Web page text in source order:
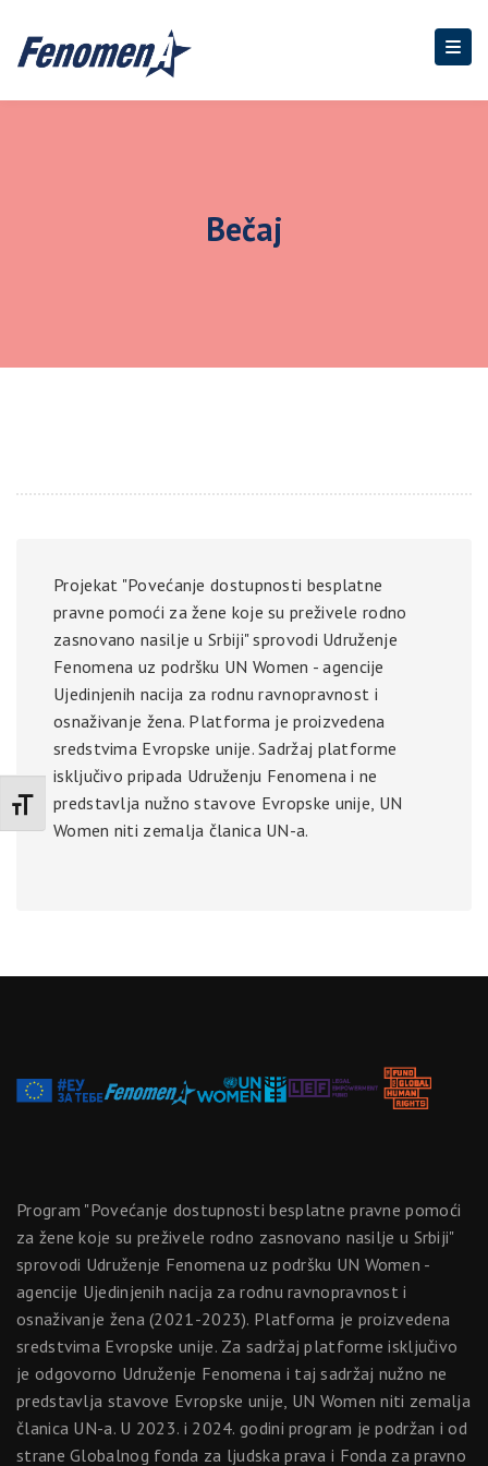
Promenite veličinu slova
Bečaj
Projekat "Povećanje dostupnosti besplatne
pravne pomoći za žene koje su preživele rodno
zasnovano nasilje u Srbiji" sprovodi Udruženje
Fenomena uz podršku UN Women - agencije
Ujedinjenih nacija za rodnu ravnopravnost i
osnaživanje žena. Platforma je proizvedena
sredstvima Evropske unije. Sadržaj platforme
isključivo pripada Udruženju Fenomena i ne
predstavlja nužno stavove Evropske unije, UN
Women niti zemalja članica UN-a.
Program "Povećanje dostupnosti besplatne pravne pomoći
za žene koje su preživele rodno zasnovano nasilje u Srbiji"
sprovodi Udruženje Fenomena uz podršku UN Women -
agencije Ujedinjenih nacija za rodnu ravnopravnost i
osnaživanje žena (2021-2023). Platforma je proizvedena
sredstvima Evropske unije. Za sadržaj platforme isključivo
je odgovorno Udruženje Fenomena i taj sadržaj nužno ne
predstavlja stavove Evropske unije, UN Women niti zemalja
članica UN-a. U 2023. i 2024. godini program je podržan i od
strane Globalnog fonda za ljudska prava i Fonda za pravno